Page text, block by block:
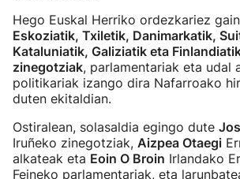
Hego Euskal Herriko ordezkariez
Eskoziatik, Txiletik, Danimarkatik,
Kataluniatik, Galiziatik eta
zinegotziak, parlamentariak eta udal
politikariak izango dira Nafarroako
duten ekitaldian.
Ostiralean, solasaldia egingo dute
Iruñeko zinegotziak, Aizpea Otaegi
alkateak eta Eoin O Broin Irlandako
Feineko parlamentariak, eta